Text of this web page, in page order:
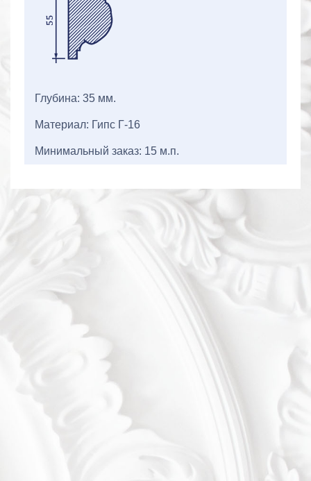
Глубина: 35 мм.
Материал: Гипс Г-16
Минимальный заказ: 15 м.п.